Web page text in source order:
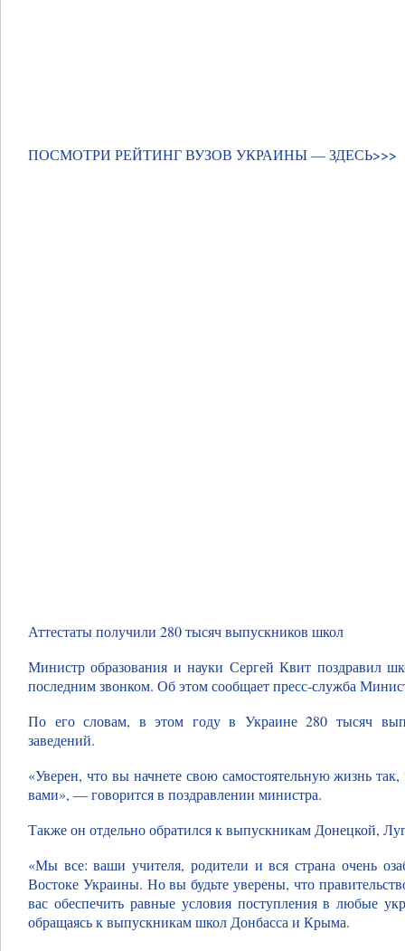
ПОСМОТРИ РЕЙТИНГ ВУЗОВ УКРАИНЫ —ЗДЕСЬ>>>
Аттестаты получили 280 тысяч выпускников школ
Министр образования и науки Сергей Квит поздравил
последним звонком. Об этом сообщает пресс-служба
По его словам, в этом году в Украине 280 тысяч
заведений.
«Уверен, что вы начнете свою самостоятельную жизнь
вами», — говорится в поздравлении министра.
Также он отдельно обратился к выпускникам Донецкой,
«Мы все: ваши учителя, родители и вся страна очень
Востоке Украины. Но вы будьте уверены, что
вас обеспечить равные условия поступления в любые
обращаясь к выпускникам школ Донбасса и Крыма.